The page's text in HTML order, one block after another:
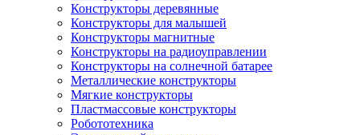
Конструкторы деревянные
Конструкторы для малышей
Конструкторы магнитные
Конструкторы на радиоуправлении
Конструкторы на солнечной батарее
Металлические конструкторы
Мягкие конструкторы
Пластмассовые конструкторы
Робототехника